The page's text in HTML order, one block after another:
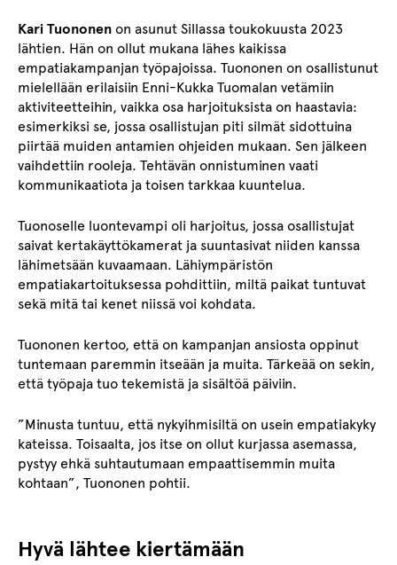
Kari Tuononen on asunut Sillassa toukokuusta 2023
lähtien. Hän on ollut mukana lähes kaikissa
empatiakampanjan työpajoissa. Tuononen on osallistunut
mielellään erilaisiin Enni-Kukka Tuomalan vetämiin
aktiviteetteihin, vaikka osa harjoituksista on haastavia:
esimerkiksi se, jossa osallistujan piti silmät sidottuina
piirtää muiden antamien ohjeiden mukaan. Sen jälkeen
vaihdettiin rooleja. Tehtävän onnistuminen vaati
kommunikaatiota ja toisen tarkkaa kuuntelua.
Tuonoselle luontevampi oli harjoitus, jossa osallistujat
saivat kertakäyttökamerat ja suuntasivat niiden kanssa
lähimetsään kuvaamaan. Lähiympäristön
empatiakartoituksessa pohdittiin, miltä paikat tuntuvat
sekä mitä tai kenet niissä voi kohdata.
Tuononen kertoo, että on kampanjan ansiosta oppinut
tuntemaan paremmin itseään ja muita. Tärkeää on sekin,
että työpaja tuo tekemistä ja sisältöä päiviin.
”Minusta tuntuu, että nykyihmisiltä on usein empatiakyky
kateissa. Toisaalta, jos itse on ollut kurjassa asemassa,
pystyy ehkä suhtautumaan empaattisemmin muita
kohtaan”, Tuononen pohtii.
Hyvä lähtee kiertämään